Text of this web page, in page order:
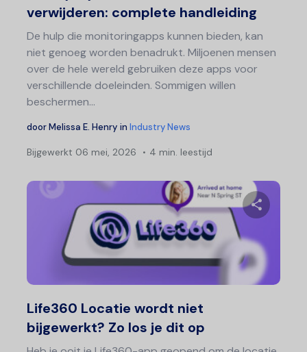
verwijderen: complete handleiding
De hulp die monitoringapps kunnen bieden, kan
niet genoeg worden benadrukt. Miljoenen mensen
over de hele wereld gebruiken deze apps voor
verschillende doeleinden. Sommigen willen
beschermen...
doorMelissa E. Henry in Industry News
Bijgewerkt 06 mei, 2026 4 min. leestijd
Life360 Locatie wordt niet
bijgewerkt? Zo los je dit op